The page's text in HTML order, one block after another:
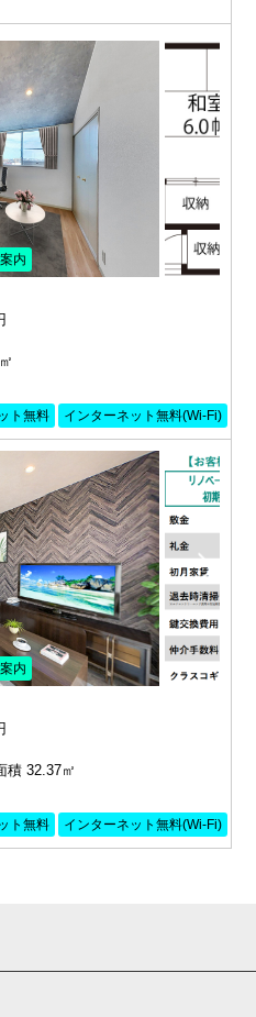
内
ト無料 インターネット無料(Wi-Fi)
内
積 32.37㎡
ト無料 インターネット無料(Wi-Fi)